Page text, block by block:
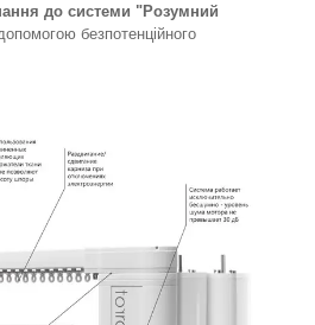
до системи "Розумний
безпотенційного